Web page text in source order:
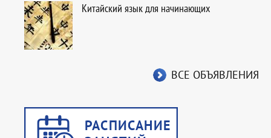
Китайский язык для начинающих
ВСЕ ОБЪЯВЛЕНИЯ